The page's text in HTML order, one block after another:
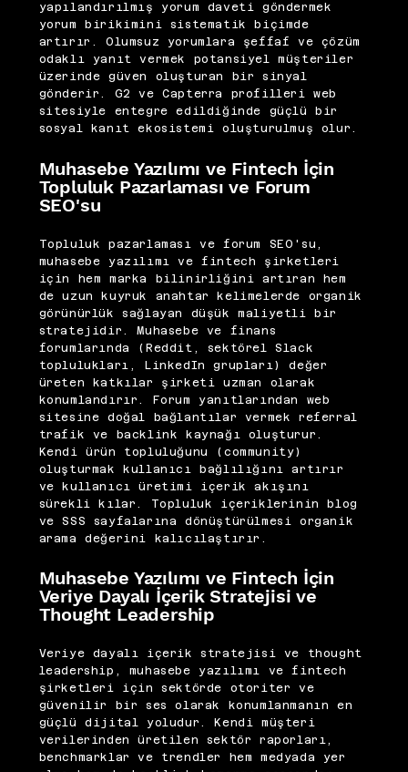
yapılandırılmış yorum daveti göndermek
yorum birikimini sistematik biçimde
artırır. Olumsuz yorumlara şeffaf ve çözüm
odaklı yanıt vermek potansiyel müşteriler
üzerinde güven oluşturan bir sinyal
gönderir. G2 ve Capterra profilleri web
sitesiyle entegre edildiğinde güçlü bir
sosyal kanıt ekosistemi oluşturulmuş olur.
Muhasebe Yazılımı ve Fintech İçin
Topluluk Pazarlaması ve Forum
SEO'su
Topluluk pazarlaması ve forum SEO'su,
muhasebe yazılımı ve fintech şirketleri
için hem marka bilinirliğini artıran hem
de uzun kuyruk anahtar kelimelerde organik
görünürlük sağlayan düşük maliyetli bir
stratejidir. Muhasebe ve finans
forumlarında (Reddit, sektörel Slack
toplulukları, LinkedIn grupları) değer
üreten katkılar şirketi uzman olarak
konumlandırır. Forum yanıtlarından web
sitesine doğal bağlantılar vermek referral
trafik ve backlink kaynağı oluşturur.
Kendi ürün topluluğunu (community)
oluşturmak kullanıcı bağlılığını artırır
ve kullanıcı üretimi içerik akışını
sürekli kılar. Topluluk içeriklerinin blog
ve SSS sayfalarına dönüştürülmesi organik
arama değerini kalıcılaştırır.
Muhasebe Yazılımı ve Fintech İçin
Veriye Dayalı İçerik Stratejisi ve
Thought Leadership
Veriye dayalı içerik stratejisi ve thought
leadership, muhasebe yazılımı ve fintech
şirketleri için sektörde otoriter ve
güvenilir bir ses olarak konumlanmanın en
güçlü dijital yoludur. Kendi müşteri
verilerinden üretilen sektör raporları,
benchmarklar ve trendler hem medyada yer